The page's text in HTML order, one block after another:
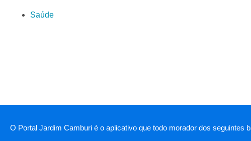
Saúde
O Portal Jardim Camburi é o aplicativo que todo morador dos